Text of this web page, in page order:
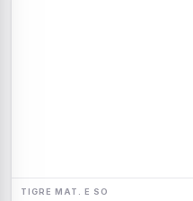
TIGRE MAT. E SO